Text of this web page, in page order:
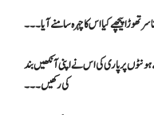
تھوڑا پیچھے کیا اس کا چہرہ سامنے آیا ۔۔۔
پر پاری کی اس نے اپنی آنکھیں بند
کی رکھیں۔۔۔